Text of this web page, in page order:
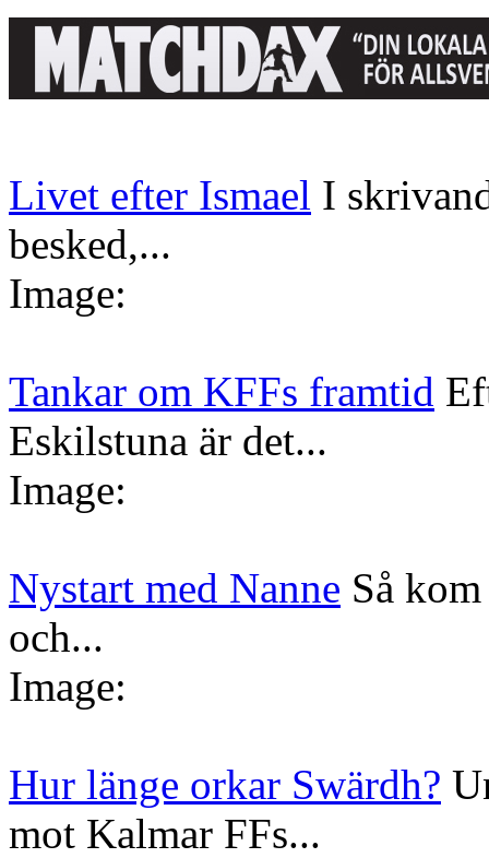
Livet efter Ismael I
besked,...
Image:
Tankar om KFFs framtid
Eskilstuna är det...
Image:
Nystart med Nanne Så
och...
Image:
Hur länge orkar Swärdh?
mot Kalmar FFs...